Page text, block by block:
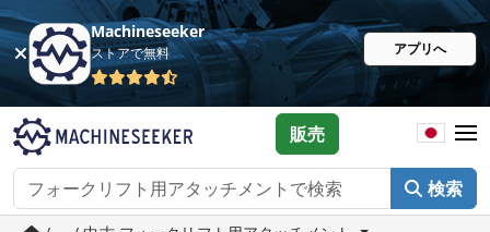
Machineseeker
ストアで無料 アプリへ
検索
販売